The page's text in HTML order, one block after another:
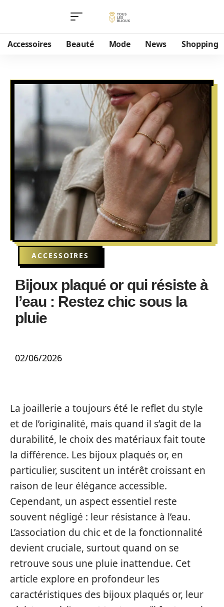
Accessoires Beauté Mode News Shopping
ACCESSOIRES
Bijoux plaqué or qui résiste à
l’eau : Restez chic sous la
pluie
02/06/2026
La joaillerie a toujours été le reflet du style
et de l’originalité, mais quand il s’agit de la
durabilité, le choix des matériaux fait toute
la différence. Les bijoux plaqués or, en
particulier, suscitent un intérêt croissant en
raison de leur élégance accessible.
Cependant, un aspect essentiel reste
souvent négligé : leur résistance à l’eau.
L’association du chic et de la fonctionnalité
devient cruciale, surtout quand on se
retrouve sous une pluie inattendue. Cet
article explore en profondeur les
caractéristiques des bijoux plaqués or, leur